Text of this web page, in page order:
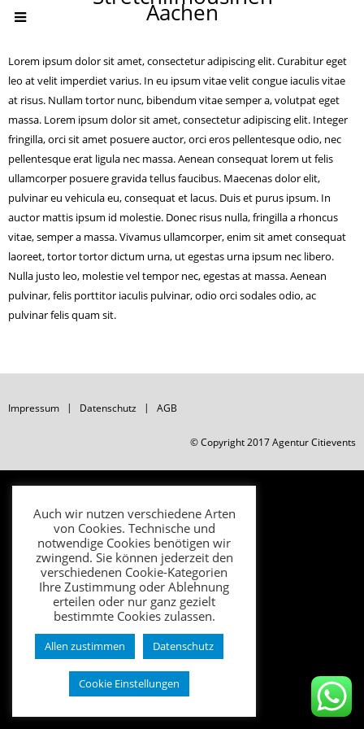
Aachen
Lorem ipsum dolor sit amet, consectetur adipiscing elit. Curabitur eget
leo at velit imperdiet varius. In eu ipsum vitae velit congue iaculis vitae
at risus. Nullam tortor nunc, bibendum vitae semper a, volutpat eget
massa. Lorem ipsum dolor sit amet, consectetur adipiscing elit. Integer
fringilla, orci sit amet posuere auctor, orci eros pellentesque odio, nec
pellentesque erat ligula nec massa. Aenean consequat lorem ut felis
ullamcorper posuere gravida tellus faucibus. Maecenas dolor elit,
pulvinar eu vehicula eu, consequat et lacus. Duis et purus ipsum. In
auctor mattis ipsum id molestie. Donec risus nulla, fringilla a rhoncus
vitae, semper a massa. Vivamus ullamcorper, enim sit amet consequat
laoreet, tortor tortor dictum urna, ut egestas urna ipsum nec libero.
Nulla justo leo, molestie vel tempor nec, egestas at massa. Aenean
pulvinar, felis porttitor iaculis pulvinar, odio orci sodales odio, ac
pulvinar felis quam sit.
Impressum Datenschutz AGB
© Copyright 2017 Agentur Citievents
Auch wir nutzen verschiedene Arten
von Cookies. Technische und
notwendige Cookies benötigen wir
zwingend. Sie können jederzeit den
verschiedenen Cookie-Kategorien
Ihre Zustimmung oder Ablehnung
erteilen oder nur ganz gezielt
bestimmte Cookies zulassen.
Allen zustimmen Datenschutz
Cookie Einstellungen